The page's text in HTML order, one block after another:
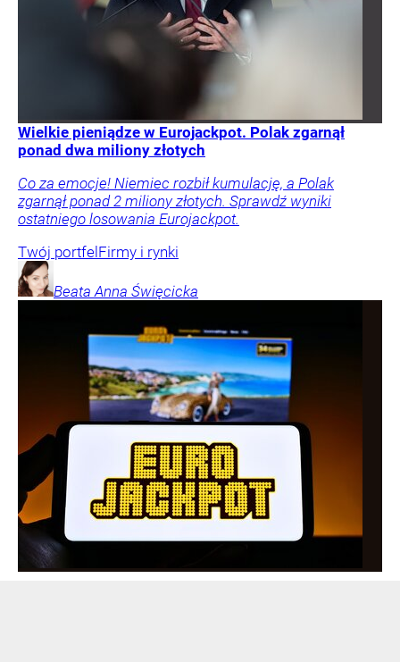
Wielkie pieniądze w Eurojackpot. Polak zgarnął
ponad dwa miliony złotych
Co za emocje! Niemiec rozbił kumulację, a Polak
zgarnął ponad 2 miliony złotych. Sprawdź wyniki
ostatniego losowania Eurojackpot.
Twój portfelFirmy i rynki
Beata Anna Święcicka